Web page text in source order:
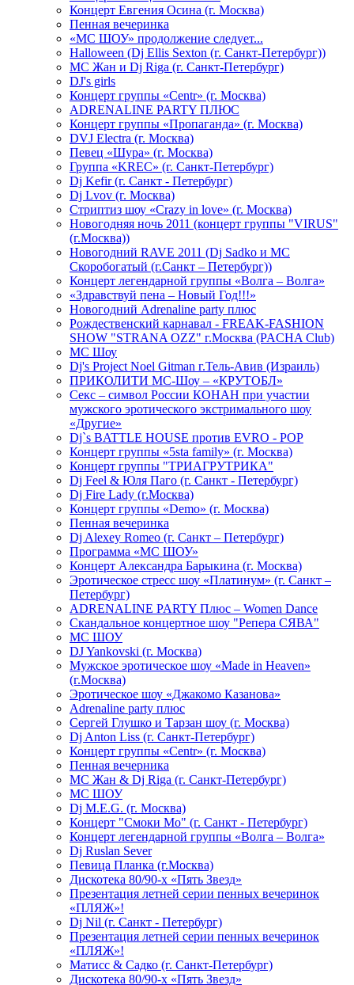
Концерт Евгения Осина (г. Москва)
Пенная вечеринка
«МС ШОУ» продолжение следует...
Halloween (Dj Ellis Sexton (г. Санкт-Петербург))
МС Жан и Dj Riga (г. Санкт-Петербург)
DJ's girls
Концерт группы «Centr» (г. Москва)
ADRENALINE PARTY ПЛЮС
Концерт группы «Пропаганда» (г. Москва)
DVJ Electra (г. Москва)
Певец «Шура» (г. Москва)
Группа «KREC» (г. Санкт-Петербург)
Dj Kefir (г. Санкт - Петербург)
Dj Lvov (г. Москва)
Стриптиз шоу «Crazy in love» (г. Москва)
Новогодняя ночь 2011 (концерт группы "VIRUS"
(г.Москва))
Новогодний RAVE 2011 (Dj Sadko и MC
Скоробогатый (г.Санкт – Петербург))
Концерт легендарной группы «Волга – Волга»
«Здравствуй пена – Новый Год!!!»
Новогодний Adrenaline party плюс
Рождественский карнавал - FREAK-FASHION
SHOW "STRANA OZZ" г.Москва (PACHA Club)
MC Шоу
Dj's Project Noel Gitman г.Тель-Авив (Израиль)
ПРИКОЛИТИ МС-Шоу – «КРУТОБЛ»
Секс – символ России КОНАН при участии
мужского эротического экстримального шоу
«Другие»
Dj`s BATTLE HOUSE против EVRO - POP
Концерт группы «5sta family» (г. Москва)
Концерт группы "ТРИАГРУТРИКА"
Dj Feel & Юля Паго (г. Санкт - Петербург)
Dj Fire Lady (г.Москва)
Концерт группы «Demo» (г. Москва)
Пенная вечеринка
Dj Alexey Romeo (г. Санкт – Петербург)
Программа «МС ШОУ»
Концерт Александра Барыкина (г. Москва)
Эротическое стресс шоу «Платинум» (г. Санкт –
Петербург)
ADRENALINE PARTY Плюс – Women Dance
Скандальное концертное шоу "Репера СЯВА"
МС ШОУ
DJ Yankovski (г. Москва)
Мужское эротическое шоу «Made in Heaven»
(г.Москва)
Эротическое шоу «Джакомо Казанова»
Adrenaline party плюс
Сергей Глушко и Тарзан шоу (г. Москва)
Dj Anton Liss (г. Санкт-Петербург)
Концерт группы «Centr» (г. Москва)
Пенная вечерника
МС Жан & Dj Riga (г. Санкт-Петербург)
МС ШОУ
Dj M.E.G. (г. Москва)
Концерт "Смоки Мо" (г. Санкт - Петербург)
Концерт легендарной группы «Волга – Волга»
Dj Ruslan Sever
Певица Планка (г.Москва)
Дискотека 80/90-х «Пять Звезд»
Презентация летней серии пенных вечеринок
«ПЛЯЖ»!
Dj Nil (г. Санкт - Петербург)
Презентация летней серии пенных вечеринок
«ПЛЯЖ»!
Матисс & Садко (г. Санкт-Петербург)
Дискотека 80/90-х «Пять Звезд»